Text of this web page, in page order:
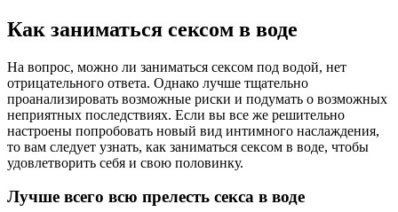
Как заниматься сексом в воде
На вопрос, можно ли заниматься сексом под водой, нет
отрицательного ответа. Однако лучше тщательно
проанализировать возможные риски и подумать о возможных
неприятных последствиях. Если вы все же решительно
настроены попробовать новый вид интимного наслаждения,
то вам следует узнать, как заниматься сексом в воде, чтобы
удовлетворить себя и свою половинку.
Лучше всего всю прелесть секса в воде